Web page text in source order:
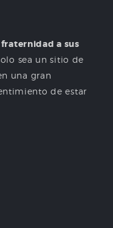
a sus
sea un sitio de
una gran
de estar